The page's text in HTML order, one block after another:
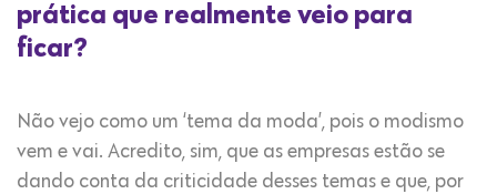
prática que realmente veio para
ficar?
Não vejo como um ‘tema da moda’, pois o modismo
vem e vai. Acredito, sim, que as empresas estão se
dando conta da criticidade desses temas e que, por